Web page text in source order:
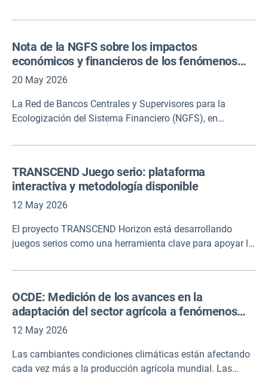
de impacto constituyen una base metodológica crucial
impactos climáticos, factores de influencia e
interrelaciones entre los impactos climáticos. El informe
incluye un resumen de las explicaciones en inglés.
Nota de la NGFS sobre los impactos
económicos y financieros de los fenómenos
meteorológicos extremos
20 May 2026
La Red de Bancos Centrales y Supervisores para la
Ecologización del Sistema Financiero (NGFS), en
elaborado un informe en el que se analizan las
fenómenos meteorológicos extremos, sus canales de
transmisión y los efectos de contagio internacionales. El
informe incluye tanto un texto completo como un
TRANSCEND Juego serio: plataforma
interactiva y metodología disponible
12 May 2026
El proyecto TRANSCEND Horizon está desarrollando
juegos serios como una herramienta clave para apoyar la
en las siete cuencas hidrográficas involucradas en el
juegos, como roles y reglas, con modelos científicos y
datos del mundo real. Los principios detrás de
TRANSCEND serious games, la metodología y la
acceso.
OCDE: Medición de los avances en la
adaptación del sector agrícola a fenómenos
meteorológicos más variables y extremos
12 May 2026
Las cambiantes condiciones climáticas están afectando
cada vez más a la producción agrícola mundial. Las